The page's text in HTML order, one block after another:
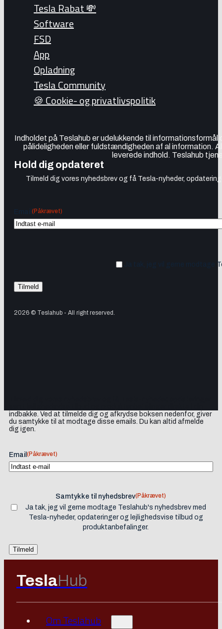
Tesla Rabat 💸
Software
FSD
App
Opladning
Tesla Community
🍪 Cookie- og privatlivspolitik
Indholdet på Teslahub er udelukkende til
pålideligheden eller fuldstændigheden af al information.
leverede indhold. Teslahub
Hold dig opdateret
Tilmeld dig vores nyhedsbrev og få Tesla-nyheder,
(Påkrævet)
Ja tak, jeg vil gerne modtage
2026 © Teslahub - All right reserved.
indbakke. Ved at tilmelde dig og afkrydse boksen nedenfor, giver
du samtykke til at modtage disse emails. Du kan altid afmelde
dig igen.
Email (Påkrævet)
Samtykke til nyhedsbrev(Påkrævet)
Ja tak, jeg vil gerne modtage Teslahub's nyhedsbrev med
Tesla-nyheder, opdateringer og lejlighedsvise tilbud og
produktanbefalinger.
TeslaHub
Om Teslahub